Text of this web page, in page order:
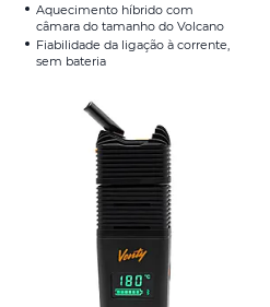
Aquecimento híbrido com
câmara do tamanho do Volcano
Fiabilidade da ligação à corrente,
sem bateria